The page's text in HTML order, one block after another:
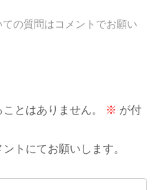
の質問はコメントでお願い
とはありません。 ※ が付
トにてお願いします。